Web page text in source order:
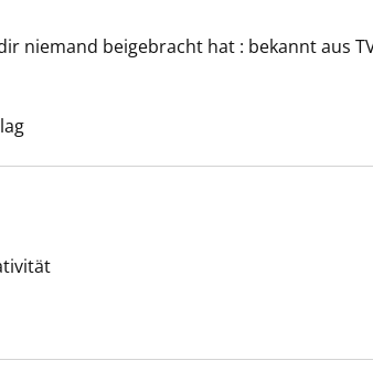
anzeigen
niemand beigebracht hat : bekannt aus